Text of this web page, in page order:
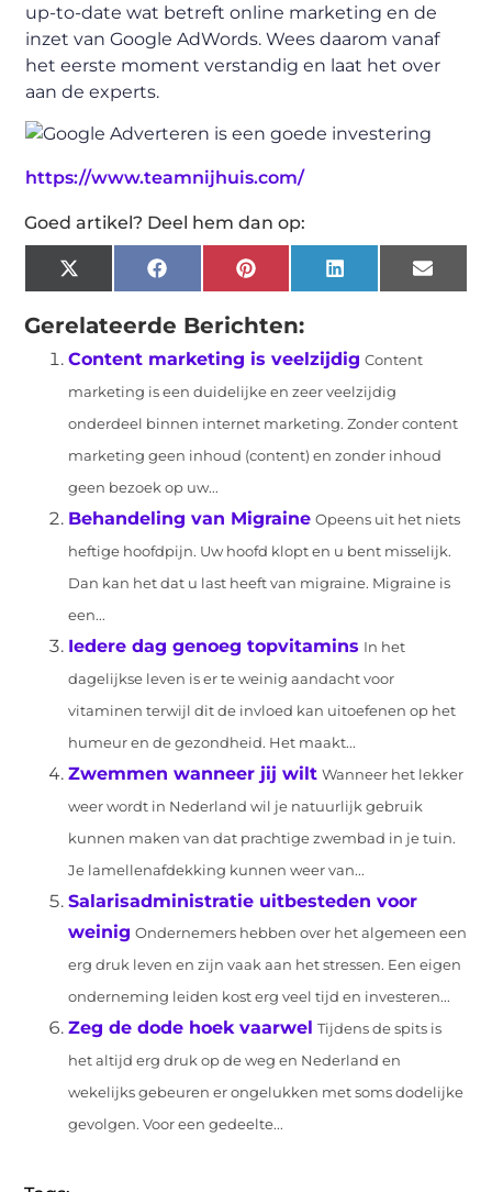
up-to-date wat betreft online marketing en de
inzet van Google AdWords. Wees daarom vanaf
het eerste moment verstandig en laat het over
aan de experts.
https://www.teamnijhuis.com/
Goed artikel? Deel hem dan op:
X
(Twitter)
FacebookPinterestLinkedIn Email
Gerelateerde Berichten:
Content marketing is veelzijdig Content
marketing is een duidelijke en zeer veelzijdig
onderdeel binnen internet marketing. Zonder content
marketing geen inhoud (content) en zonder inhoud
geen bezoek op uw...
Behandeling van Migraine Opeens uit het niets
heftige hoofdpijn. Uw hoofd klopt en u bent misselijk.
Dan kan het dat u last heeft van migraine. Migraine is
een...
Iedere dag genoeg topvitamins In het
dagelijkse leven is er te weinig aandacht voor
vitaminen terwijl dit de invloed kan uitoefenen op het
humeur en de gezondheid. Het maakt...
Zwemmen wanneer jij wilt Wanneer het lekker
weer wordt in Nederland wil je natuurlijk gebruik
kunnen maken van dat prachtige zwembad in je tuin.
Je lamellenafdekking kunnen weer van...
Salarisadministratie uitbesteden voor
weinig Ondernemers hebben over het algemeen een
erg druk leven en zijn vaak aan het stressen. Een eigen
onderneming leiden kost erg veel tijd en investeren...
Zeg de dode hoek vaarwel Tijdens de spits is
het altijd erg druk op de weg en Nederland en
wekelijks gebeuren er ongelukken met soms dodelijke
gevolgen. Voor een gedeelte...